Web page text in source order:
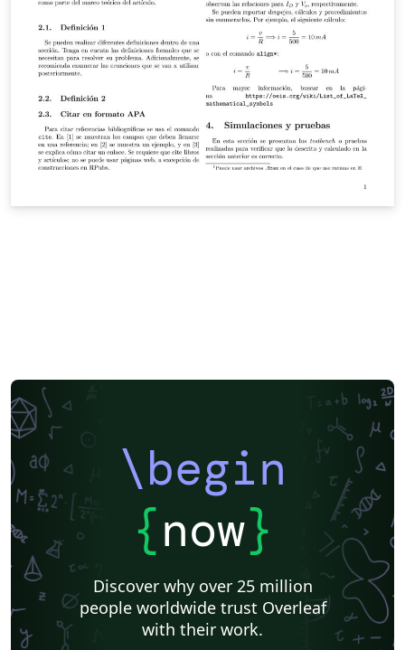
\begin
{now}
Discover why over 25 million
people worldwide trust Overleaf
with their work.